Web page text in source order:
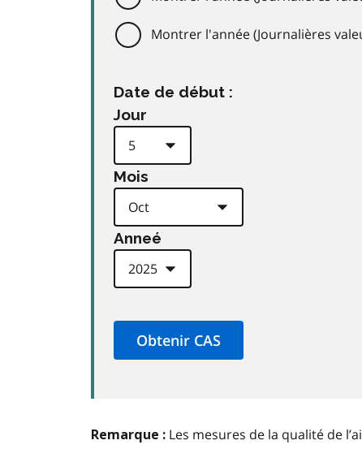
Montrer l'année (Journalières
Date de début :
Jour
Mois
Anneé
Remarque : Les mesures de la qualité de